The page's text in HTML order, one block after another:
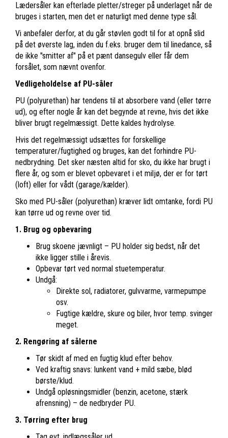
Lædersåler kan efterlade pletter/streger på underlaget når de
bruges i starten, men det er naturligt med denne type sål.
Vi anbefaler derfor, at du går støvlen godt til for at opnå slid
på det øverste lag, inden du f.eks. bruger dem til linedance, så
de ikke "smitter af" på et pænt dansegulv eller får dem
forsålet, som nævnt ovenfor.
Vedligeholdelse af PU-såler
PU (polyurethan) har tendens til at absorbere vand (eller tørre
ud), og efter nogle år kan det begynde at revne, hvis det ikke
bliver brugt regelmæssigt. Dette kaldes hydrolyse.
Hvis det regelmæssigt udsættes for forskellige
temperaturer/fugtighed og bruges, kan det forhindre PU-
nedbrydning. Det sker næsten altid for sko, du ikke har brugt i
flere år, og som er blevet opbevaret i et miljø, der er for tørt
(loft) eller for vådt (garage/kælder).
Sko med PU-såler (polyurethan) kræver lidt omtanke, fordi PU
kan tørre ud og revne over tid.
1. Brug og opbevaring
Brug skoene jævnligt – PU holder sig bedst, når det
ikke ligger stille i årevis.
Opbevar tørt ved normal stuetemperatur.
Undgå:
Direkte sol, radiatorer, gulvvarme, varmepumpe
osv.
Fugtige kældre, skure og biler, hvor temp. svinger
meget.
2. Rengøring af sålerne
Tør skidt af med en fugtig klud efter behov.
Ved kraftig snavs: lunkent vand + mild sæbe, blød
børste/klud.
Undgå opløsningsmidler (benzin, acetone, stærk
afrensning) – de nedbryder PU.
3. Tørring efter brug